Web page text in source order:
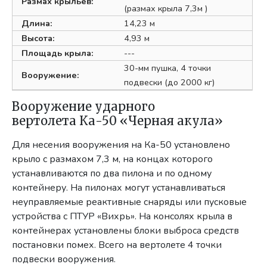
(размах крыла 7,3м )
Длина:
14,23 м
Высота:
4,93 м
Площадь крыла:
---
Вооружение:
30-мм пушка, 4 точки
подвески (до 2000 кг)
Вооружение ударного
вертолета Ка-50 «Черная акула»
Для несения вооружения на Ка-50 установлено
крыло с размахом 7,3 м, на концах которого
устанавливаются по два пилона и по одному
контейнеру. На пилонах могут устанавливаться
неуправляемые реактивные снаряды или пусковые
устройства с ПТУР «Вихрь». На консолях крыла в
контейнерах установлены блоки выброса средств
постановки помех. Всего на вертолете 4 точки
подвески вооружения.